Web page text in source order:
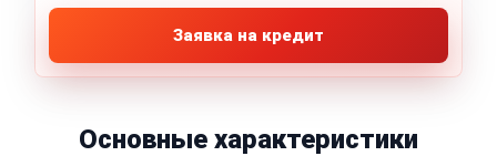
Заявка на кредит
Основные характеристики